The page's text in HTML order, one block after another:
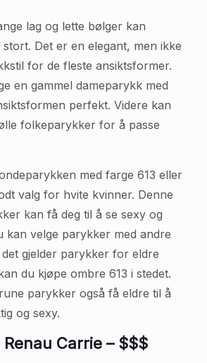
lag og lette bølger kan
Det er en elegant, men ikke
for de fleste ansiktsformer.
en gammel dameparykk med
perfekt. Videre kan
folkeparykker for å passe
med farge 613 eller
valg for hvite kvinner. Denne
kan få deg til å se sexy og
kan velge parykker med andre
gjelder parykker for eldre
du kjøpe ombre 613 i stedet.
parykker også få eldre til å
og sexy.
Renau Carrie – $$$